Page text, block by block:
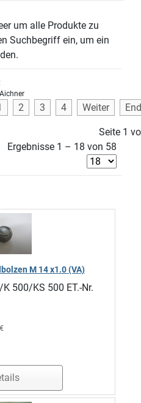
um alle Produkte zu
Suchbegriff ein, um ein
2 3 4 Weiter
Seite 1
Ergebnisse 1 – 18 von 58
M 14 x1.0 (VA)
500/KS 500 ET.-Nr.